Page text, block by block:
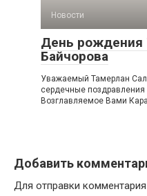
Новости
День рождения
Байчорова
Уважаемый Тамерлан
сердечные
Возглавляемое Вами
Добавить
Для отправки